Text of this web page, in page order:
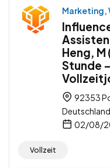
Marketing,
Heng,
Stunde
92353
Deutschland
02/08/
Vollzeit